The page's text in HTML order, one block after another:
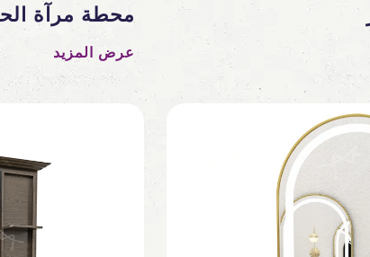
محطة مرآة
عرض المزيد